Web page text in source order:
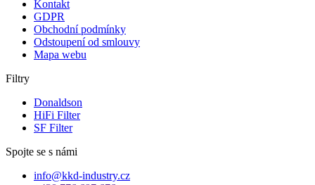
Kontakt
GDPR
Obchodní podmínky
Odstoupení od smlouvy
Mapa webu
Filtry
Donaldson
HiFi Filter
SF Filter
Spojte se s námi
info@kkd-industry.cz